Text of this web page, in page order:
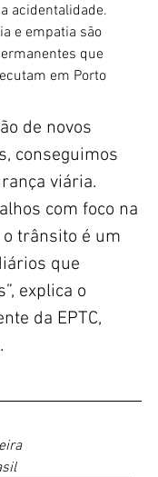
acidentalidade.
e empatia são
que
em Porto
de novos
conseguimos
viária.
com foco na
trânsito é um
que
explica o
da EPTC,